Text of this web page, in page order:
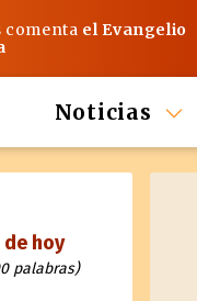
comenta el Evangelio
Noticias
hoy
palabras)